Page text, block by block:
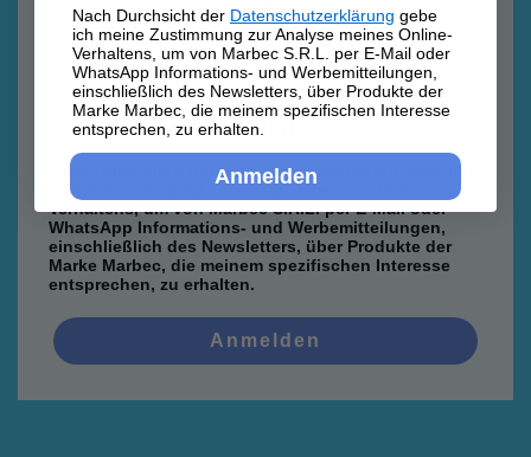
Datenschutzrichtlinie
Datenschutzrichtlinie
Nach Durchsicht derDatenschutzerklärung
meine Zustimmung zur Analyse meines Online-
Verhaltens, um von Marbec S.R.L. per E-Mail oder
WhatsApp Informations- und Werbemitteilungen,
einschließlich des Newsletters, über Produkte der
Marke Marbec, die meinem spezifischen Interesse
entsprechen, zu erhalten.
Anmelden
Nach Durchsicht der Datenschutzerklärung gebe
ich meine Zustimmung zur Analyse meines Online-
Verhaltens, um von Marbec S.R.L. per E-Mail oder
WhatsApp Informations- und Werbemitteilungen,
einschließlich des Newsletters, über Produkte der
Marke Marbec, die meinem spezifischen Interesse
entsprechen, zu erhalten.
Anmelden